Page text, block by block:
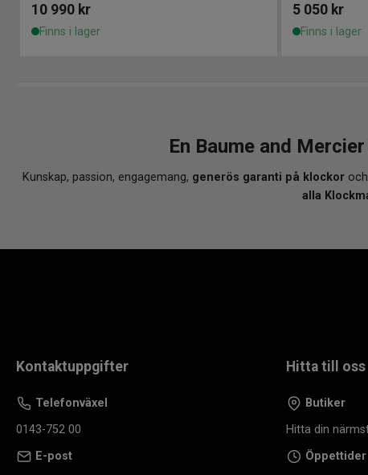
10 990 kr
Finns i lager
5 050 kr
Finns i lager
En Baume and
Kunskap, passion, engagemang, generös garanti på klockor
alla
Kontaktuppgifter
Telefonväxel
0143-752 00
E-post
Hitta till oss
Butiker
Hitta din
Öppettider